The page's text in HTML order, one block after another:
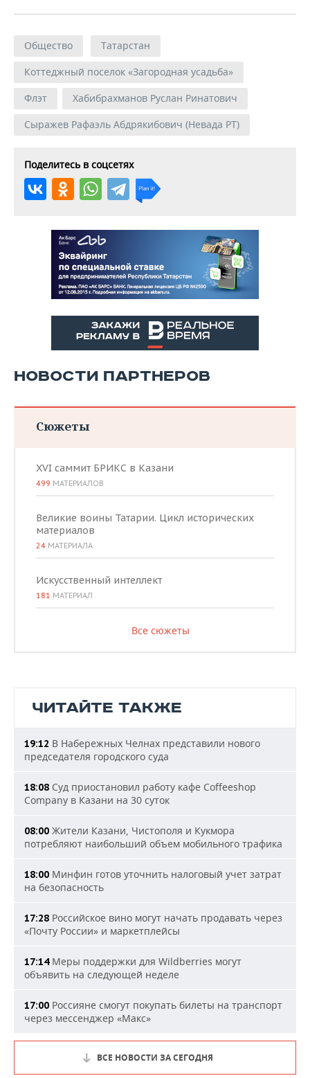
Общество
Татарстан
Коттеджный поселок «Загородная усадьба»
Флэт
Хабибрахманов Руслан Ринатович
Сыражев Рафаэль Абдрякибович (Невада РТ)
Поделитесь в соцсетях
НОВОСТИ ПАРТНЕРОВ
Сюжеты
XVI саммит БРИКС в Казани
499 МАТЕРИАЛОВ
Великие воины Татарии. Цикл исторических
материалов
24 МАТЕРИАЛА
Искусственный интеллект
181 МАТЕРИАЛ
Все сюжеты
ЧИТАЙТЕ ТАКЖЕ
19:12 В Набережных Челнах представили нового
председателя городского суда
18:08 Суд приостановил работу кафе Coffeeshop
Company в Казани на 30 суток
08:00 Жители Казани, Чистополя и Кукмора
потребляют наибольший объем мобильного трафика
18:00 Минфин готов уточнить налоговый учет затрат
на безопасность
17:28 Российское вино могут начать продавать через
«Почту России» и маркетплейсы
17:14Меры поддержки для Wildberries могут
объявить на следующей неделе
17:00 Россияне смогут покупать билеты на транспорт
через мессенджер «Макс»
ВСЕ НОВОСТИ ЗА СЕГОДНЯ